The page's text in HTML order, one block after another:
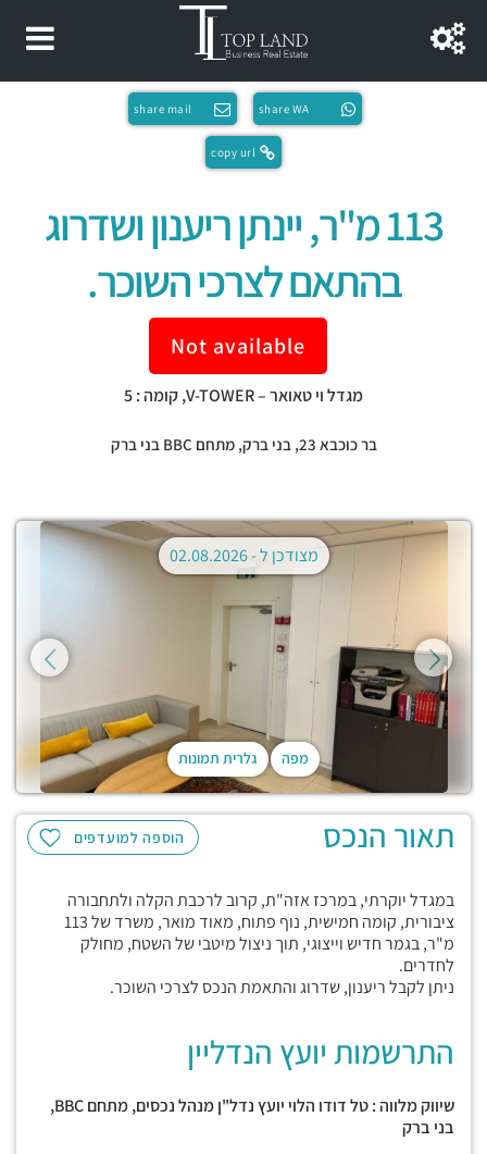
share WA
share mail
copy url
113 מ"ר, יינתן ריענון ושדרוג
בהתאם לצרכי השוכר.
Not available
מגדל וי טאואר – V-TOWER, קומה : 5
בר כוכבא 23, בני ברק,מתחם BBC בני ברק
מפה גלרית תמונות
מצודכן ל -02.08.2026
הוספה למועדפים תאור הנכס
במגדל יוקרתי, במרכז אזה"ת, קרוב לרכבת הקלה ולתחבורה
ציבורית, קומה חמישית, נוף פתוח, מאוד מואר, משרד של 113
מ"ר, בגמר חדיש וייצוגי, תוך ניצול מיטבי של השטח, מחולק
לחדרים.
ניתן לקבל ריענון, שדרוג והתאמת הנכס לצרכי השוכר.
התרשמות יועץ הנדליין
שיווק מלווה : טל דודו הלוי יועץ נדל"ן מנהל נכסים, מתחם
בני ברק